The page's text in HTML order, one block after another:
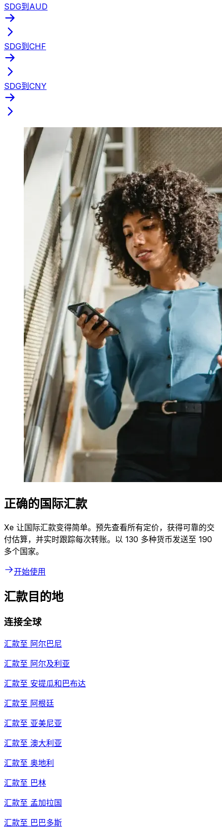
SDG到AUD
SDG到CHF
SDG到CNY
正确的国际汇款
Xe 让国际汇款变得简单。预先查看所有定价，获得可靠的交
付估算，并实时跟踪每次转账。以 130 多种货币发送至 190
多个国家。
开始使用
汇款目的地
连接全球
汇款至 阿尔巴尼
汇款至 阿尔及利亚
汇款至 安提瓜和巴布达
汇款至 阿根廷
汇款至 亚美尼亚
汇款至 澳大利亚
汇款至 奥地利
汇款至 巴林
汇款至 孟加拉国
汇款至 巴巴多斯